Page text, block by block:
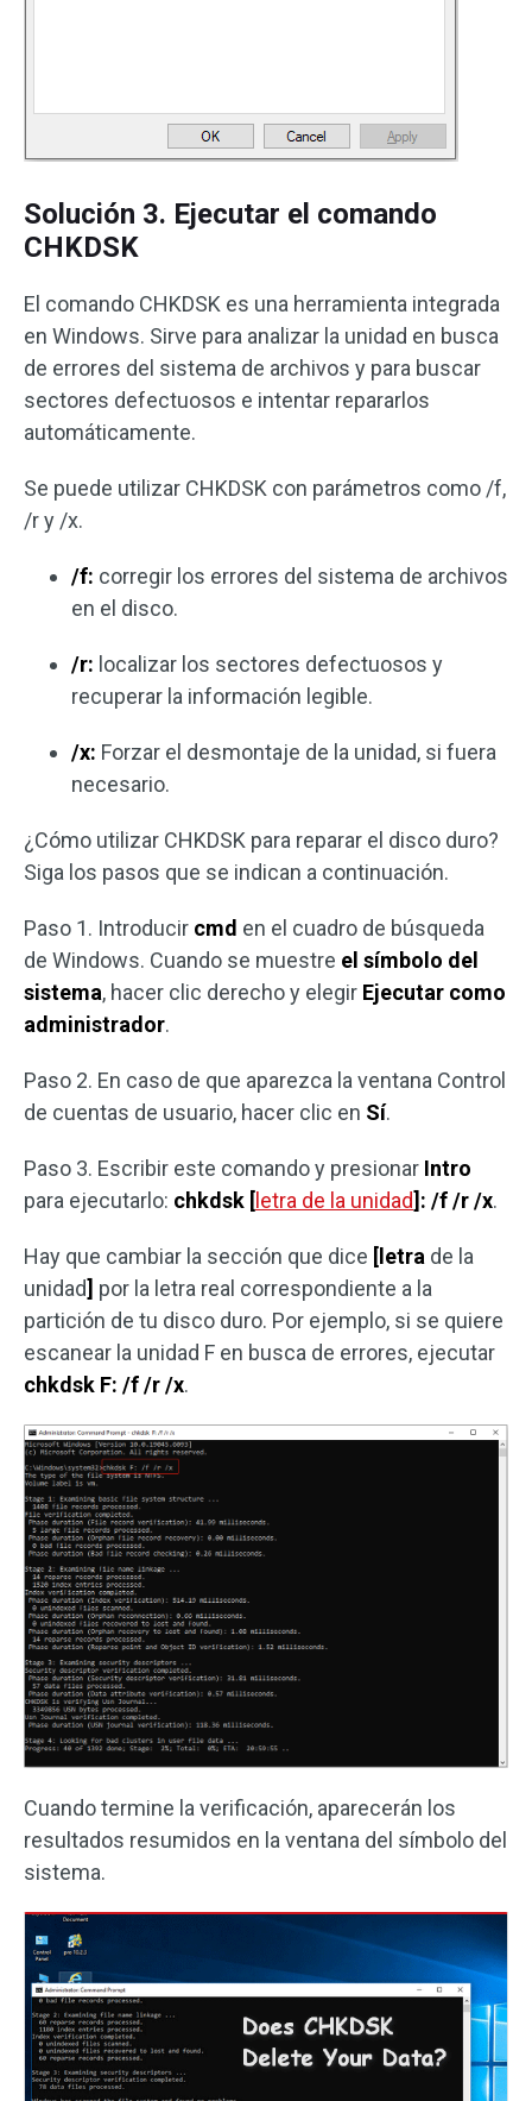
Solución 3. Ejecutar el comando
CHKDSK
El comando CHKDSK es una herramienta integrada
en Windows. Sirve para analizar la unidad en busca
de errores del sistema de archivos y para buscar
sectores defectuosos e intentar repararlos
automáticamente.
Se puede utilizar CHKDSK con parámetros como /f,
/r y /x.
/f: corregir los errores del sistema de archivos
en el disco.
/r: localizar los sectores defectuosos y
recuperar la información legible.
/x: Forzar el desmontaje de la unidad, si fuera
necesario.
¿Cómo utilizar CHKDSK para reparar el disco duro?
Siga los pasos que se indican a continuación.
Paso 1. Introducir cmd en el cuadro de búsqueda
de Windows. Cuando se muestre el símbolo del
sistema, hacer clic derecho y elegir Ejecutar como
administrador.
Paso 2. En caso de que aparezca la ventana Control
de cuentas de usuario, hacer clic en Sí.
Paso 3. Escribir este comando y presionar Intro
para ejecutarlo: chkdsk [ letra de la unidad]: /f /r /x.
Hay que cambiar la sección que dice [letra de la
unidad] por la letra real correspondiente a la
partición de tu disco duro. Por ejemplo, si se quiere
escanear la unidad F en busca de errores, ejecutar
chkdsk F: /f /r /x.
Cuando termine la verificación, aparecerán los
resultados resumidos en la ventana del símbolo del
sistema.